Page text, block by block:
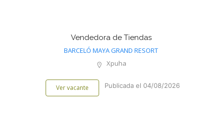
Vendedora de Tiendas
BARCELÓ MAYA GRAND RESORT
Xpuha
Ver vacante Publicada el 04/08/2026